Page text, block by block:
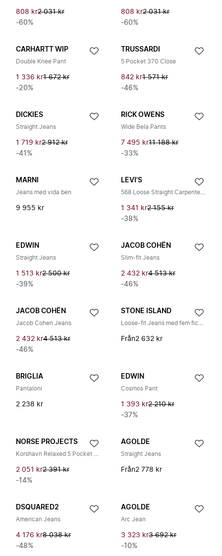
808 kr2 031 kr
-60%
808 kr2 031 kr
-60%
CARHARTT WIP
Double Knee Pant
1 336 kr1 672 kr
-20%
TRUSSARDI
5 Pocket 370 Close
842 kr1 571 kr
-46%
DICKIES
Straight Jeans
1 719 kr2 912 kr
-41%
RICK OWENS
Wide Bela Pants
7 495 kr11 188 kr
-33%
MARNI
Jeans med vida ben
9 955 kr
LEVI'S
568 Loose Straight Carpenter Jeans
1 341 kr2 155 kr
-38%
EDWIN
Straight Jeans
1 513 kr2 500 kr
-39%
JACOB COHËN
Slim-fit Jeans
2 432 kr4 513 kr
-46%
JACOB COHËN
Jacob Cohen Jeans
2 432 kr4 513 kr
-46%
STONE ISLAND
Loose-fit Jeans med fem fickor
Från2 632 kr
BRIGLIA
Pantaloni
2 238 kr
EDWIN
Cosmos Pant
1 393 kr2 210 kr
-37%
NORSE PROJECTS
Korshavn Relaxed 5 Pocket Resist Dyed Twill
2 051 kr2 391 kr
-14%
AGOLDE
Straight Jeans
Från2 778 kr
DSQUARED2
American Jeans
4 176 kr8 038 kr
-48%
AGOLDE
Arc Jean
3 323 kr3 692 kr
-10%